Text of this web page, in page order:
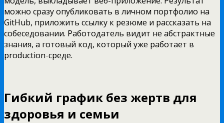
можно сразу опубликовать в личном портфолио на
GitHub, приложить ссылку к резюме и рассказать на
собеседовании. Работодатель видит не абстрактные
знания, а готовый код, который уже работает в
production-среде.
Гибкий график без жертв для
здоровья и семьи